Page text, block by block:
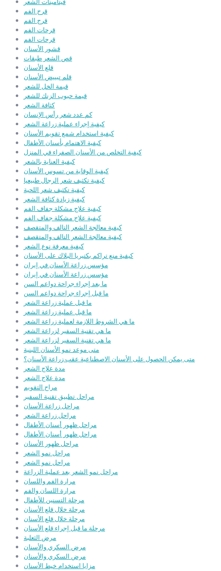
قرح الفم
قرح الفم
قرحات الفم
قرحات الفم
قشور الأسنان
قص الشعر طبقات
قلع الأسنان
قلم تبييض الأسنان
قيمة الخل للشعر
قيمة حبوب الزنك للشعر
كثافة الشعر
كم عدد شعر رأس الإنسان
كيفية إجراء عملية زراعة الشعر
كيفية استخدام شمع تقويم الأسنان
كيفية الاهتمام بأسنان الأطفال
كيفية التخلص من الأسنان الصفراء في المنزل
كيفية العناية بالشعر
كيفية الوقاية من تسوس الأسنان
كيفية تكثيف شعر الرجال طبيعيا
كيفية تكثيف شعر اللحية
كيفية زيادة كثافة الشعر
كيفية علاج مشكلة جفاف الفم
كيفية علاج مشكلة جفاف الفم
كيفية معالجة الشعر التالف والمتقصف
كيفية معالجة الشعر التالف والمتقصف
كيفية معرفة نوع الشعر
كيفية منع تراكم بكتيريا البلاك على الأسنان
مؤسس زراعة الأسنان في إيران
مؤسس زراعة الأسنان في إيران
ما بعد إجراء جراحة دواعم السن
ما قبل إجراء جراحة دواعم السن
ما قبل عملية زراعة الشعر
ما قبل عملية زراعة الشعر
ما هي الشروط اللازمة لعملية زراعة الشعر
ما هي تقنية السفير لزراعة الشعر
ما هي تقنية السفير لزراعة الشعر
متى موعد نمو الأسنان اللبنية
متى يمكن الحصول على الأسنان الاصطناعية عقب زراعة الأسنان؟
مدة علاج الشعر
مدة علاج الشعر
مراح التقويم
مراحل تطبيق تقنية السفير
مراحل زراعة الأسنان
مراحل زراعة الشعر
مراحل ظهور أسنان الأطفال
مراحل ظهور أسنان الأطفال
مراحل ظهور الأسنان
مراحل نمو الشعر
مراحل نمو الشعر
مراحل نمو الشعر بعد عملية الزراعة
مرارة الفم واللسان
مرارة اللسان والفم
مرحلة التسنين للأطفال
مرحلة خلال قلع الأسنان
مرحلة خلال قلع الأسنان
مرحلة ما قبل إجراء قلع الأسنان
مرض الثعلبة
مرض السكري والأسنان
مرض السكري والأسنان
مزايا استخدام خيط الأسنان